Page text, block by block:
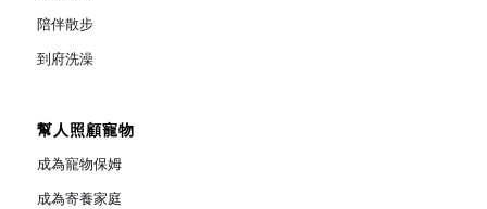
陪伴散步
到府洗澡
幫人照顧寵物
成為寵物保姆
成為寄養家庭